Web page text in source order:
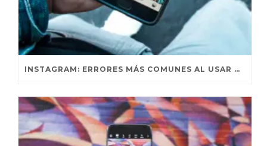
INSTAGRAM: ERRORES MÁS COMUNES AL USAR HASHTAGS